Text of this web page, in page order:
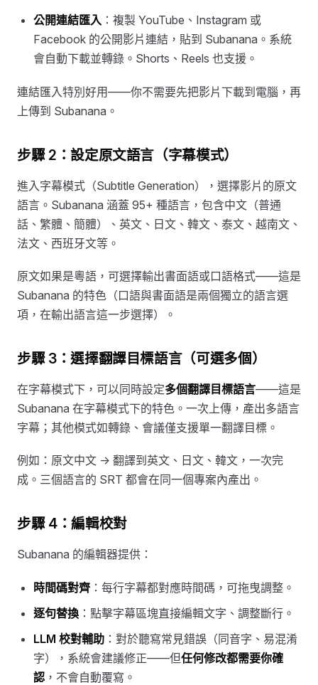
公開連結匯入 ：複製 YouTube、Instagram 或
Facebook 的公開影片連結，貼到 Subanana。系統
會自動下載並轉錄。Shorts、Reels 也支援。
連結匯入特別好用——你不需要先把影片下載到電腦，再
上傳到 Subanana。
步驟 2：設定原文語言（字幕模式）
進入字幕模式（Subtitle Generation），選擇影片的原文
語言。Subanana 涵蓋 95+ 種語言，包含中文（普通
話、繁體、簡體）、英文、日文、韓文、泰文、越南文、
法文、西班牙文等。
原文如果是粵語，可選擇輸出書面語或口語格式——這是
Subanana 的特色（口語與書面語是兩個獨立的語言選
項，在輸出語言這一步選擇）。
步驟 3：選擇翻譯目標語言（可選多個）
在字幕模式下，可以同時設定多個翻譯目標語言——這是
Subanana 在字幕模式下的特色。一次上傳，產出多語言
字幕；其他模式如轉錄、會議僅支援單一翻譯目標。
例如：原文中文 → 翻譯到英文、日文、韓文，一次完
成。三個語言的 SRT 都會在同一個專案內產出。
步驟 4：編輯校對
Subanana 的編輯器提供：
時間碼對齊：每行字幕都對應時間碼，可拖曳調整。
逐句替換 ：點擊字幕區塊直接編輯文字、調整斷行。
LLM 校對輔助 ：對於聽寫常見錯誤（同音字、易混淆
字），系統會建議修正——但任何修改都需要你確
認 ，不會自動覆寫。